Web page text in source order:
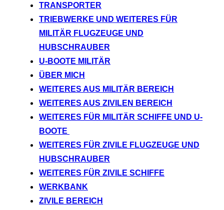
TRANSPORTER
TRIEBWERKE UND WEITERES FÜR
MILITÄR FLUGZEUGE UND
HUBSCHRAUBER
U-BOOTE MILITÄR
ÜBER MICH
WEITERES AUS MILITÄR BEREICH
WEITERES AUS ZIVILEN BEREICH
WEITERES FÜR MILITÄR SCHIFFE UND U-
BOOTE
WEITERES FÜR ZIVILE FLUGZEUGE UND
HUBSCHRAUBER
WEITERES FÜR ZIVILE SCHIFFE
WERKBANK
ZIVILE BEREICH